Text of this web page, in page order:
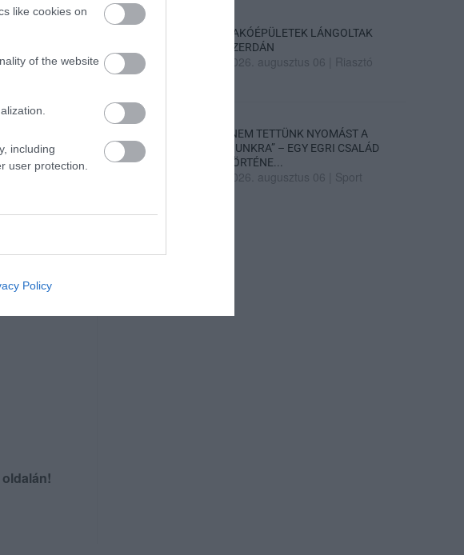
like cookies on
of the website
including
user protection.
Policy
LAKÓÉPÜLETEK LÁNGOLTAK
SZERDÁN
2026. augusztus 06 Riasztó
„NEM TETTÜNK NYOMÁST A
FIUNKRA” – EGY EGRI CSALÁD
TÖRTÉNE...
2026. augusztus 06 Sport